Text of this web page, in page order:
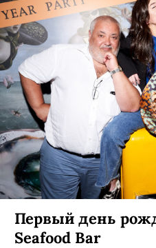
Первый день
Seafood Bar